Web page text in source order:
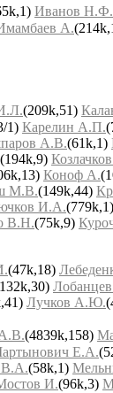
Иванов Н.Ф.
А.
(209k,51)
1) Карелин А.П.
А.В.(61k,1)
(194k,9)
Коноф А.
М.В.(149k,44)
И.А.(779k,1)
В.Н.(75k,9)
(47k,18)
Лучков А.Ю.
(4839k,158)
Е.А.
В.А.(58k,1)
И.(96k,3)